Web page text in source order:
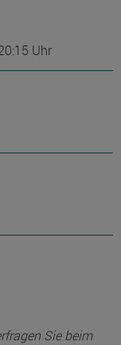
Uhr
Sie beim